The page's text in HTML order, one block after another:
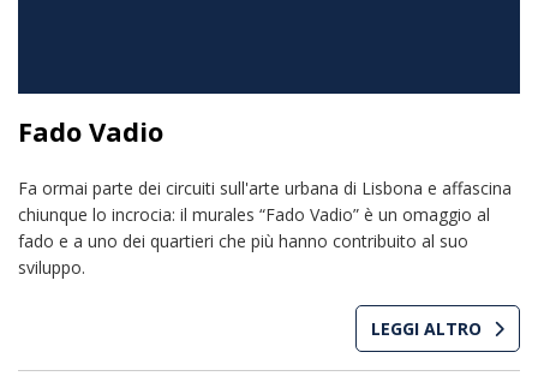
Fado Vadio
Fa ormai parte dei circuiti sull'arte urbana di Lisbona e affascina
chiunque lo incrocia: il murales “Fado Vadio” è un omaggio al
fado e a uno dei quartieri che più hanno contribuito al suo
sviluppo.
LEGGI ALTRO